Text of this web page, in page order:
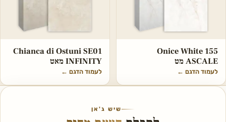
Onice White 155
ASCALE מט
לעמוד הדגם ←
Chianca di Ostuni SE01
INFINITY מאט
לעמוד הדגם ←
שיש ג'אן